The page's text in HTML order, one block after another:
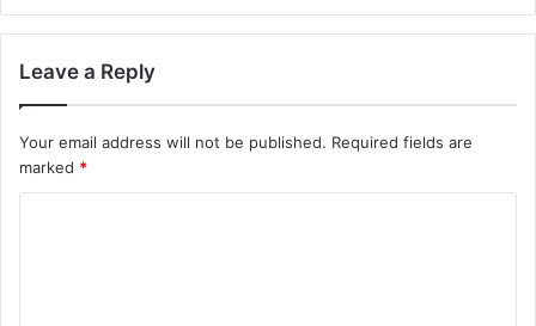
Leave a Reply
Your email address will not be published. Required fields are
marked *